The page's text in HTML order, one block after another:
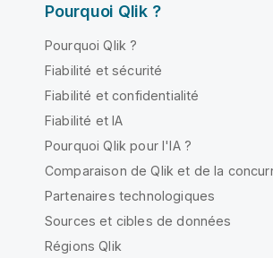
Pourquoi Qlik ?
Pourquoi Qlik ?
Fiabilité et sécurité
Fiabilité et confidentialité
Fiabilité et IA
Pourquoi Qlik pour l'IA ?
Comparaison de Qlik et de la
Partenaires technologiques
Sources et cibles de données
Régions Qlik